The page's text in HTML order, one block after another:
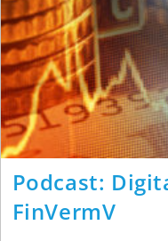
Podcast:
FinVermV